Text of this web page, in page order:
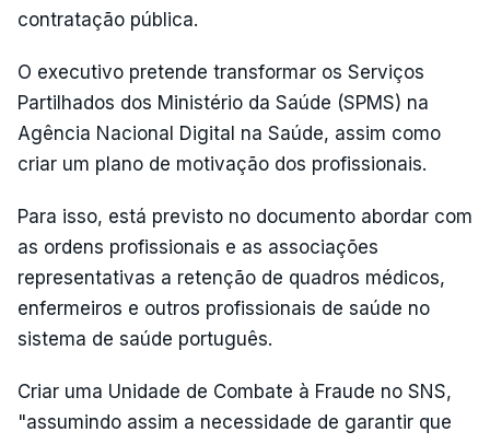
contratação pública.
O executivo pretende transformar os Serviços
Partilhados dos Ministério da Saúde (SPMS) na
Agência Nacional Digital na Saúde, assim como
criar um plano de motivação dos profissionais.
Para isso, está previsto no documento abordar com
as ordens profissionais e as associações
representativas a retenção de quadros médicos,
enfermeiros e outros profissionais de saúde no
sistema de saúde português.
Criar uma Unidade de Combate à Fraude no SNS,
"assumindo assim a necessidade de garantir que